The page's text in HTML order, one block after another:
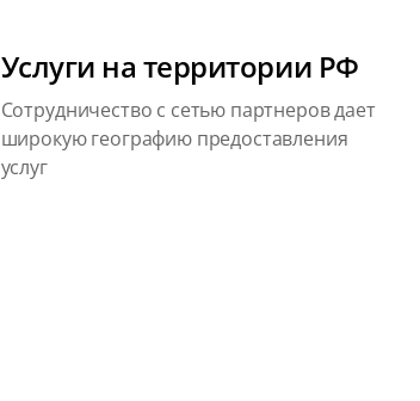
Услуги на территории РФ
Сотрудничество с сетью партнеров дает
широкую географию предоставления
услуг